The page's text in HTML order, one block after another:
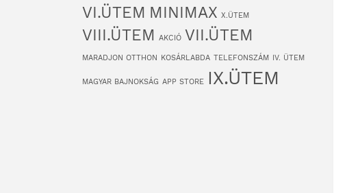
VI.ÜTEM MINIMAX X.ÜTEM
VIII.ÜTEM AKCIÓ VII.ÜTEM
MARADJON OTTHON KOSÁRLABDA TELEFONSZÁM IV. ÜTEM
MAGYAR BAJNOKSÁG APP STORE IX.ÜTEM